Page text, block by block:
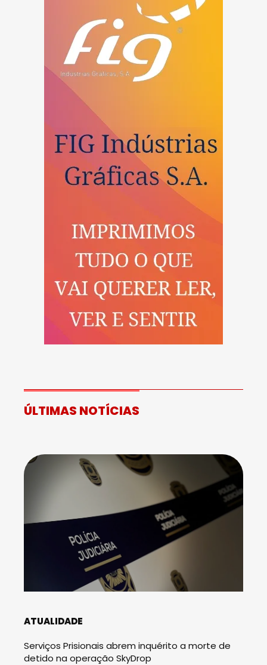
ÚLTIMAS NOTÍCIAS
ATUALIDADE
Serviços Prisionais abrem inquérito a morte de
detido na operação SkyDrop